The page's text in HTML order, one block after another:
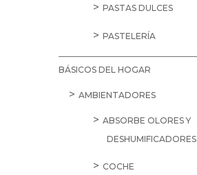
PASTAS DULCES
PASTELERÍA
BÁSICOS DEL HOGAR
AMBIENTADORES
ABSORBE OLORES Y
DESHUMIFICADORES
COCHE